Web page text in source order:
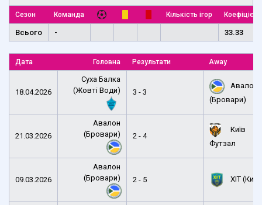
Сезон Команда Кількість ігор
Всього - 33.33
Дата Головна Результати Away
18.04.2026
Суха Балка
(Жовті Води)
3 - 3
Авалон
(Бровари)
21.03.2026
Авалон
(Бровари)
2 - 4
Київ
Футзал
09.03.2026
Авалон
(Бровари)
2 - 5 ХІТ